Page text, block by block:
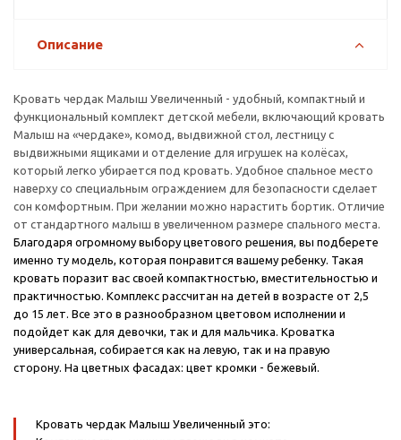
Описание
Кровать чердак Малыш Увеличенный - удобный, компактный и
функциональный комплект детской мебели, включающий кровать
Малыш на «чердаке», комод, выдвижной стол, лестницу с
выдвижными ящиками и отделение для игрушек на колёсах,
который легко убирается под кровать. Удобное спальное место
наверху со специальным ограждением для безопасности сделает
сон комфортным. При желании можно нарастить бортик. Отличие
от стандартного малыш в увеличенном размере спального места.
Благодаря огромному выбору цветового решения, вы подберете
именно ту модель, которая понравится вашему ребенку. Такая
кровать поразит вас своей компактностью, вместительностью и
практичностью. Комплекс рассчитан на детей в возрасте от 2,5
до 15 лет. Все это в разнообразном цветовом исполнении и
подойдет как для девочки, так и для мальчика. Кроватка
универсальная, собирается как на левую, так и на правую
сторону. На цветных фасадах: цвет кромки - бежевый.
Кровать чердак Малыш Увеличенный это: